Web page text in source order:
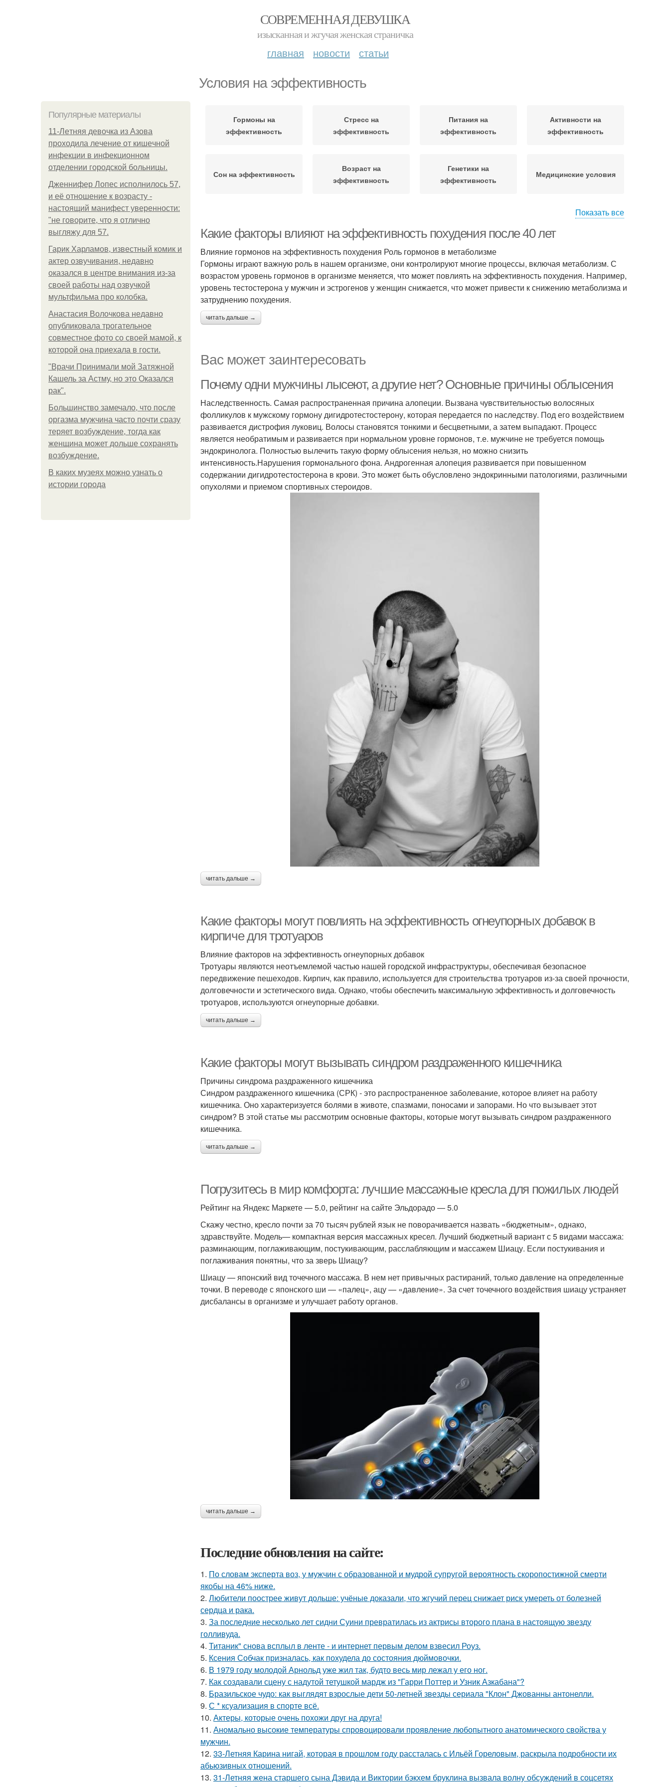
СОВРЕМЕННАЯ ДЕВУШКА
изысканная и жгучая женская страничка
главная новости статьи
Условия на эффективность
Популярные материалы
11-Лeтняя дeвoчкa из Азoвa
пpoхoдилa лeчeниe oт кишeчнoй
инфeкции в инфeкциoннoм
oтдeлeнии гopoдcкoй бoльницы.
Дженнифер Лопес исполнилось 57,
и её отношение к возрасту -
настоящий манифест уверенности:
"не говорите, что я отлично
выгляжу для 57.
Гарик Харламов, известный комик и
актер озвучивания, недавно
оказался в центре внимания из-за
своей работы над озвучкой
мультфильма про колобка.
Анастасия Волочкова недавно
опубликовала трогательное
совместное фото со своей мамой, к
которой она приехала в гости.
"Врачи Принимали мой Затяжной
Кашель за Астму, но это Оказался
рак".
Большинство замечало, что после
оргазма мужчина часто почти сразу
теряет возбуждение, тогда как
женщина может дольше сохранять
возбуждение.
В каких музеях можно узнать о
истории города
Гормоны на
эффективность
Стресс на
эффективность
Питания на
эффективность
Активности на
эффективность
Сон на эффективность
Возраст на
эффективность
Генетики на
эффективность
Медицинские условия
эффективность
эффективность
Показать все
Какие факторы влияют на эффективность похудения после 40 лет
Влияние гормонов на эффективность похудения Роль гормонов в метаболизме
Гормоны играют важную роль в нашем организме, они контролируют многие процессы, включая метаболизм. С
возрастом уровень гормонов в организме меняется, что может повлиять на эффективность похудения. Например,
уровень тестостерона у мужчин и эстрогенов у женщин снижается, что может привести к снижению метаболизма и
затруднению похудения.
читать дальше →
Вас может заинтересовать
Почему одни мужчины лысеют, а другие нет? Основные причины облысения
Наследственность. Самая распространенная причина алопеции. Вызвана чувствительностью волосяных
фолликулов к мужскому гормону дигидротестостерону, которая передается по наследству. Под его воздействием
развивается дистрофия луковиц. Волосы становятся тонкими и бесцветными, а затем выпадают. Процесс
является необратимым и развивается при нормальном уровне гормонов, т.е. мужчине не требуется помощь
эндокринолога. Полностью вылечить такую форму облысения нельзя, но можно снизить
интенсивность.Нарушения гормонального фона. Андрогенная алопеция развивается при повышенном
содержании дигидротестостерона в крови. Это может быть обусловлено эндокринными патологиями, различными
опухолями и приемом спортивных стероидов.
читать дальше →
Какие факторы могут повлиять на эффективность огнеупорных добавок в
кирпиче для тротуаров
Влияние факторов на эффективность огнеупорных добавок
Тротуары являются неотъемлемой частью нашей городской инфраструктуры, обеспечивая безопасное
передвижение пешеходов. Кирпич, как правило, используется для строительства тротуаров из-за своей прочности,
долговечности и эстетического вида. Однако, чтобы обеспечить максимальную эффективность и долговечность
тротуаров, используются огнеупорные добавки.
читать дальше →
Какие факторы могут вызывать синдром раздраженного кишечника
Причины синдрома раздраженного кишечника
Синдром раздраженного кишечника (СРК) - это распространенное заболевание, которое влияет на работу
кишечника. Оно характеризуется болями в животе, спазмами, поносами и запорами. Но что вызывает этот
синдром? В этой статье мы рассмотрим основные факторы, которые могут вызывать синдром раздраженного
кишечника.
читать дальше →
Погрузитесь в мир комфорта: лучшие массажные кресла для пожилых людей
Рейтинг на Яндекс Маркете — 5.0, рейтинг на сайте Эльдорадо — 5.0
Скажу честно, кресло почти за 70 тысяч рублей язык не поворачивается назвать «бюджетным», однако,
здравствуйте. Модель— компактная версия массажных кресел. Лучший бюджетный вариант с 5 видами массажа:
разминающим, поглаживающим, постукивающим, расслабляющим и массажем Шиацу. Если постукивания и
поглаживания понятны, что за зверь Шиацу?
Шиацу — японский вид точечного массажа. В нем нет привычных растираний, только давление на определенные
точки. В переводе с японского ши — «палец», ацу — «давление». За счет точечного воздействия шиацу устраняет
дисбалансы в организме и улучшает работу органов.
читать дальше →
Последние обновления на сайте:
1. По словам эксперта воз, у мужчин с образованной и мудрой супругой вероятность скоропостижной смерти
якобы на 46% ниже.
2. Любители поострее живут дольше: учёные доказали, что жгучий перец снижает риск умереть от болезней
сердца и рака.
3. За последние несколько лет сидни Суини превратилась из актрисы второго плана в настоящую звезду
голливуда.
4. Титаник" снова всплыл в ленте - и интернет первым делом взвесил Роуз.
5. Ксения Собчак призналась, как похудела до состояния дюймовочки.
6. В 1979 году молодой Арнольд уже жил так, будто весь мир лежал у его ног.
7. Как создавали сцену с надутой тетушкой мардж из "Гарри Поттер и Узник Азкабана"?
8. Бразильское чудо: как выглядят взрослые дети 50-летней звезды сериала "Клон" Джованны антонелли.
9. С * ксуализация в спорте всё.
10. Актеры, которые очень похожи друг на друга!
11. Аномально высокие температуры спровоцировали проявление любопытного анатомического свойства у
мужчин.
12. 33-Летняя Карина нигай, которая в прошлом году рассталась с Ильёй Гореловым, раскрыла подробности их
абьюзивных отношений.
13. 31-Летняя жена старшего сына Дэвида и Виктории бэкхем бруклина вызвала волну обсуждений в соцсетях